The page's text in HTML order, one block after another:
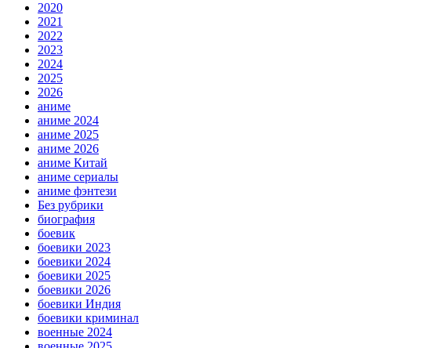
2020
2021
2022
2023
2024
2025
2026
аниме
аниме 2024
аниме 2025
аниме 2026
аниме Китай
аниме сериалы
аниме фэнтези
Без рубрики
биография
боевик
боевики 2023
боевики 2024
боевики 2025
боевики 2026
боевики Индия
боевики криминал
военные 2024